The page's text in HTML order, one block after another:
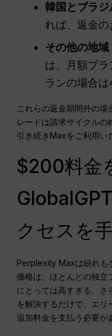
韓国とブラジ
れば、返金
その他の地域
は、月額プ
ランの場合
これらの返金期間外の
レードは請求サイクルの
引き続きMaxをご利用い
$200料金
クセスを
Perplexity Maxは紛れも
価格は、ほとんどの独立
にとっては高すぎる。
を解決するだけで、エリ
追加料金を支払う必要が